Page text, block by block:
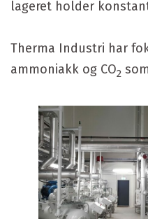
lageret holder
Therma Industri har
ammoniakk og CO2